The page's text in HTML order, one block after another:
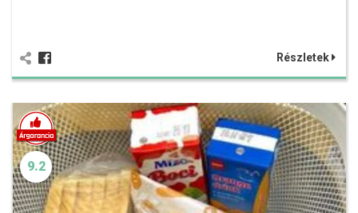
Részletek
9.2